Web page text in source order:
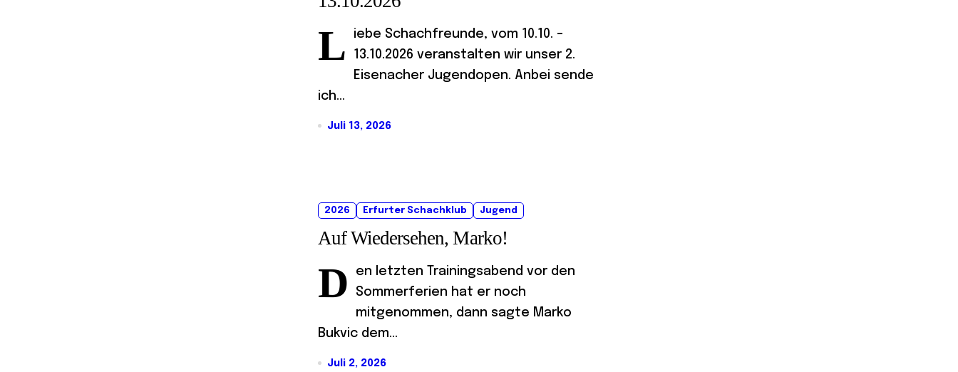
L
iebe Schachfreunde, vom 10.10. –
13.10.2026 veranstalten wir unser 2.
Eisenacher Jugendopen. Anbei sende
ich...
Juli 13, 2026
2026 Erfurter Schachklub Jugend
Auf Wiedersehen, Marko!
D
en letzten Trainingsabend vor den
Sommerferien hat er noch
mitgenommen, dann sagte Marko
Bukvic dem...
Juli 2, 2026